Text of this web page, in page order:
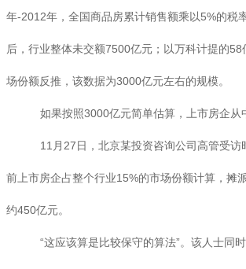
年-2012年，全国商品房累计销售额乘以5%的税
后，行业整体未交额7500亿元；以万科计提的
场份额反推，该数据为3000亿元左右的规模。
如果按照3000亿元简单估算，上市房企从
11月27日，北京某投资咨询公司高管受访
前上市房企占整个行业15%的市场份额计算，摊
约450亿元。
“这应该算是比较保守的算法”。该人士同